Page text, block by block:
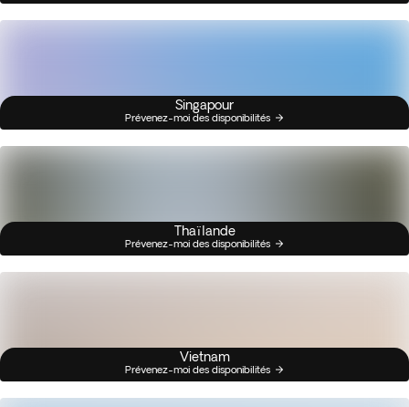
Singapour
Prévenez-moi des disponibilités
Thaïlande
Prévenez-moi des disponibilités
Vietnam
Prévenez-moi des disponibilités